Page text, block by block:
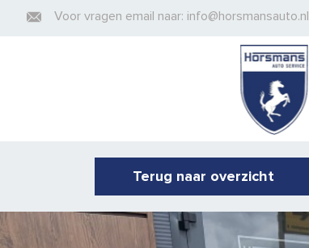
Voor vragen email naar: info@horsmansauto.nl
Terug naar overzicht